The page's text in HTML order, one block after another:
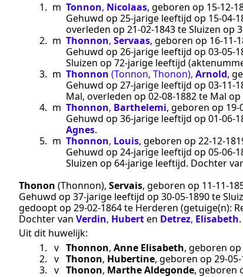
1. m Tonnon, Nicolaas, geboren op
Gehuwd op 25-jarige leeftijd op
overleden op 21‑02‑1843teSluizen op
2. m Thonnon, Servaas, geboren op
Gehuwd op 26-jarige leeftijd op
Sluizen op 72-jarige leeftijd
3. m Thonnon (Tonnon, Thonon), Arnold,
Gehuwd op 27-jarige leeftijd op
Mal, overleden op 02‑08‑1882te Mal op
4. m Thonnon, Barthelemi, geboren op
Gehuwd op 36-jarige leeftijd op
Agnes.
5. m Thonnon, Louis, geboren op
Gehuwd op 24-jarige leeftijd op
Sluizen op 64-jarige leeftijd. Dochter
Thonon (Thonnon), Servais, geboren op
Gehuwd op 37-jarige leeftijd op 30‑05‑1890te
gedoopt op 29‑02‑1864te Herderen (getuige(n):
Dochter van Verdin, Huberten Detrez, Elisabeth.
Uit dit huwelijk:
1. v Thonnon, Anne Elisabeth, geboren op
2. v Thonon, Hubertine, geboren op
3. v Thonon, Marthe Aldegonde, geboren